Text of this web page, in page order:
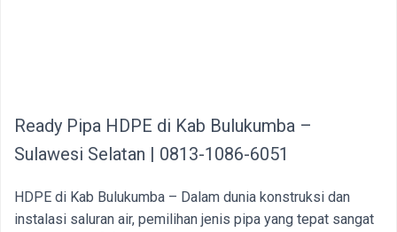
Ready Pipa HDPE di Kab Bulukumba –
Sulawesi Selatan | 0813-1086-6051
HDPE di Kab Bulukumba – Dalam dunia konstruksi dan
instalasi saluran air, pemilihan jenis pipa yang tepat sangat